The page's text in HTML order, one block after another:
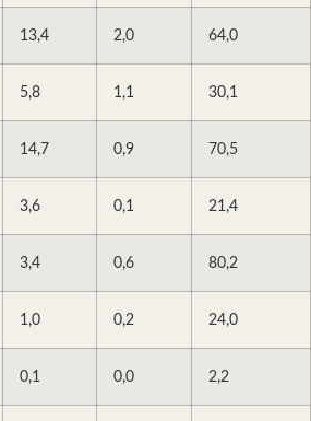
13,4 2,0 64,0
5,8 1,1 30,1
14,7 0,9 70,5
3,6 0,1 21,4
3,4 0,6 80,2
1,0 0,2 24,0
0,1 0,0 2,2